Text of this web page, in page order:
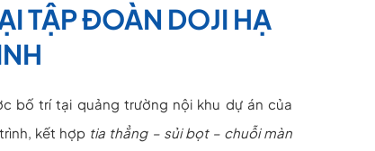
TẬP ĐOÀN DOJI HẠ
bố trí tại quảng trường nội khu dự án của
kết hợp tia thẳng – sủi bọt – chuỗi màn